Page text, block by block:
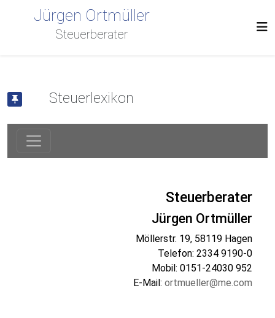
Jürgen Ortmüller
Steuerberater
Steuerlexikon